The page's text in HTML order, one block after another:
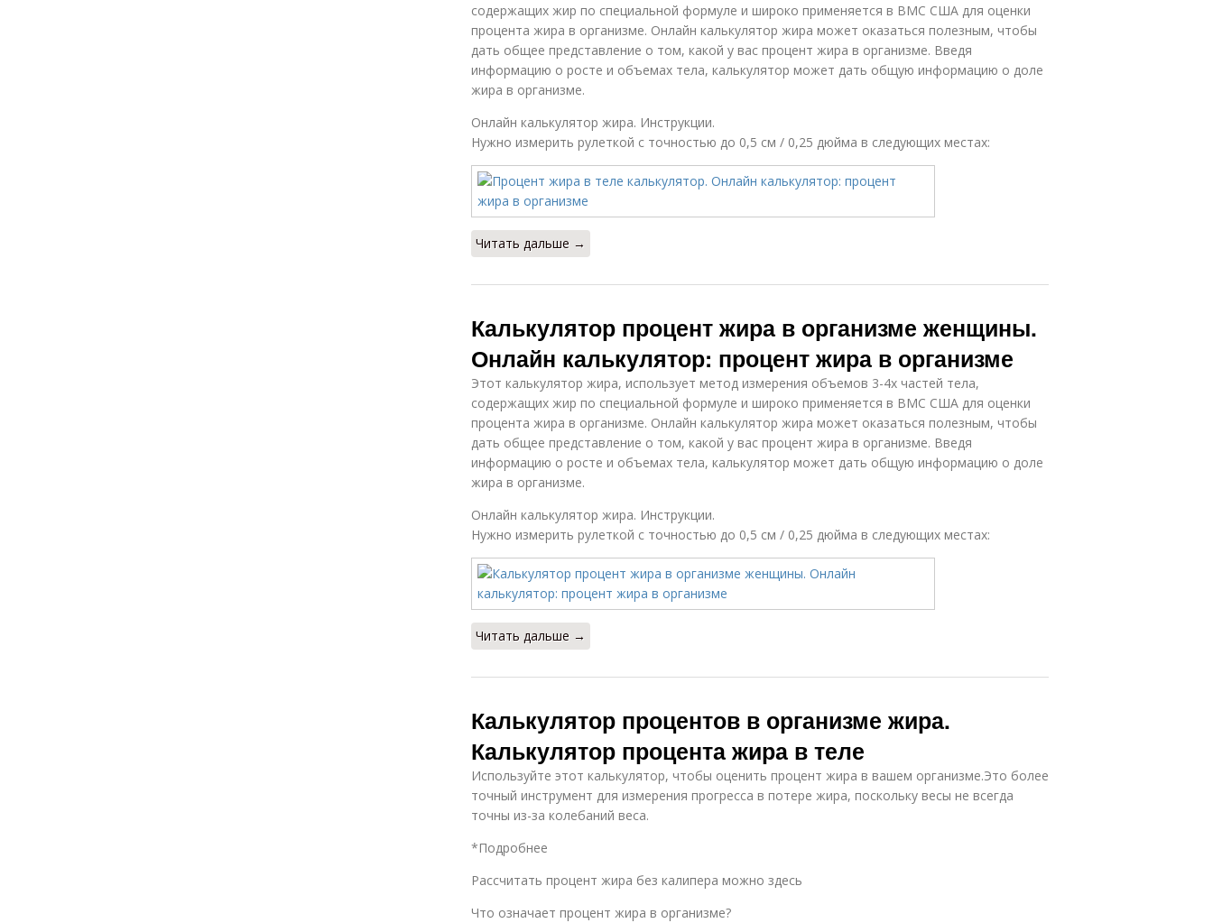
содержащих жир по специальной формуле и широко применяется в ВМС США для оценки
процента жира в организме. Онлайн калькулятор жира может оказаться полезным, чтобы
дать общее представление о том, какой у вас процент жира в организме. Введя
информацию о росте и объемах тела, калькулятор может дать общую информацию о доле
жира в организме.
Онлайн калькулятор жира. Инструкции.
Нужно измерить рулеткой с точностью до 0,5 см / 0,25 дюйма в следующих местах:
Читать дальше →
Калькулятор процент жира в организме женщины.
Онлайн калькулятор: процент жира в организме
Этот калькулятор жира, использует метод измерения объемов 3-4х частей тела,
содержащих жир по специальной формуле и широко применяется в ВМС США для оценки
процента жира в организме. Онлайн калькулятор жира может оказаться полезным, чтобы
дать общее представление о том, какой у вас процент жира в организме. Введя
информацию о росте и объемах тела, калькулятор может дать общую информацию о доле
жира в организме.
Онлайн калькулятор жира. Инструкции.
Нужно измерить рулеткой с точностью до 0,5 см / 0,25 дюйма в следующих местах:
Читать дальше →
Калькулятор процентов в организме жира.
Калькулятор процента жира в теле
Используйте этот калькулятор, чтобы оценить процент жира в вашем организме.Это более
точный инструмент для измерения прогресса в потере жира, поскольку весы не всегда
точны из-за колебаний веса.
*Подробнее
Рассчитать процент жира без калипера можно здесь
Что означает процент жира в организме?